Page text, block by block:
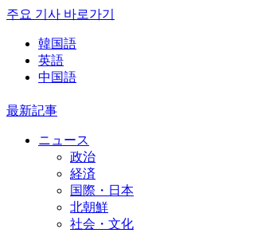
주요 기사 바로가기
韓国語
英語
中国語
最新記事
ニュース
政治
経済
国際・日本
北朝鮮
社会・文化